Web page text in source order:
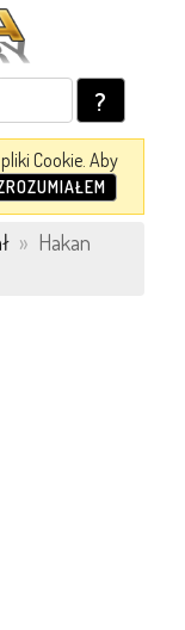
?
Cookie. Aby
» Hakan